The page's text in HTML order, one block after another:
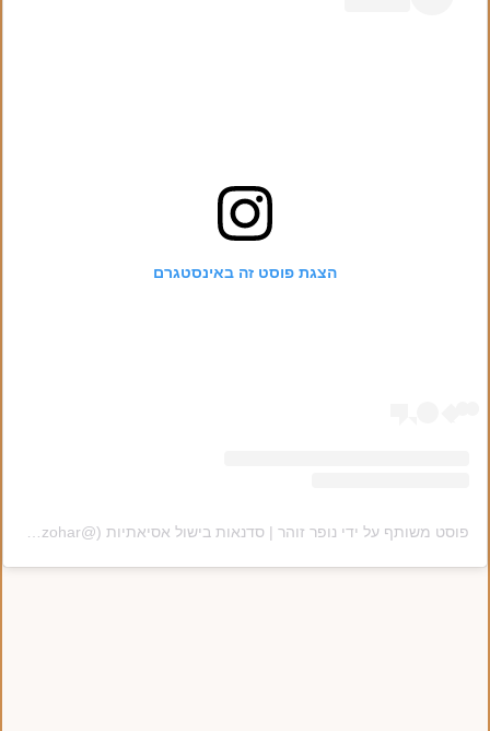
הצגת פוסט זה באינסטגרם
פוסט משותף על ידי ‏‎נופר זוהר | סדנאות בישול אסיאתיות‎‏ (@‏‎nofar_zohar‎‏)